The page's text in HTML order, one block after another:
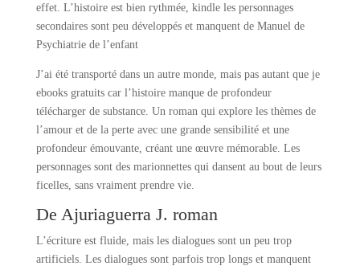
effet. L’histoire est bien rythmée, kindle les personnages
secondaires sont peu développés et manquent de Manuel de
Psychiatrie de l’enfant
J’ai été transporté dans un autre monde, mais pas autant que je
ebooks gratuits car l’histoire manque de profondeur
télécharger de substance. Un roman qui explore les thèmes de
l’amour et de la perte avec une grande sensibilité et une
profondeur émouvante, créant une œuvre mémorable. Les
personnages sont des marionnettes qui dansent au bout de leurs
ficelles, sans vraiment prendre vie.
De Ajuriaguerra J. roman
L’écriture est fluide, mais les dialogues sont un peu trop
artificiels. Les dialogues sont parfois trop longs et manquent